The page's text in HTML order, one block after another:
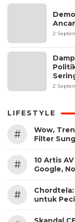
2
2
LIFESTYLE
#
Wow,
Filter
#
10 Artis
Google,
#
untuk